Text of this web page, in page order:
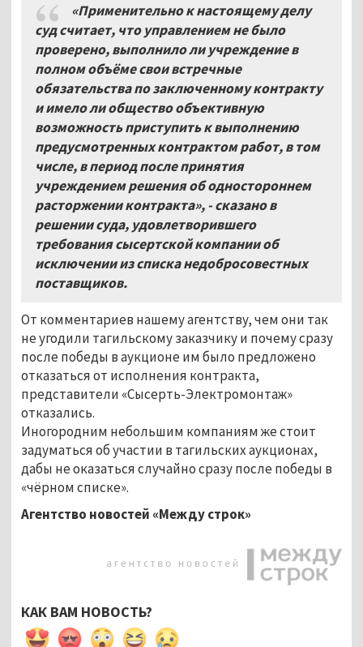
«Применительно к настоящему делу
суд считает, что управлением не было
проверено, выполнило ли учреждение в
полном объёме свои встречные
обязательства по заключенному контракту
и имело ли общество объективную
возможность приступить к выполнению
предусмотренных контрактом работ, в том
числе, в период после принятия
учреждением решения об одностороннем
расторжении контракта», - сказано в
решении суда, удовлетворившего
требования сысертской компании об
исключении из списка недобросовестных
поставщиков.
От комментариев нашему агентству, чем они так
не угодили тагильскому заказчику и почему сразу
после победы в аукционе им было предложено
отказаться от исполнения контракта,
представители «Сысерть-Электромонтаж»
отказались.
Иногородним небольшим компаниям же стоит
задуматься об участии в тагильских аукционах,
дабы не оказаться случайно сразу после победы в
«чёрном списке».
Агентство новостей «Между строк»
КАК ВАМ НОВОСТЬ?